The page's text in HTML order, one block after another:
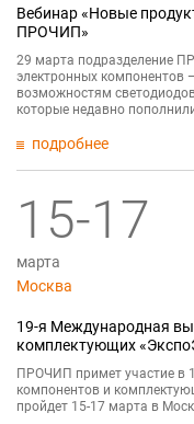
Вебинар «Новые
ПРОЧИП»
29 марта подразделение
электронных компонентов
возможностям
которые недавно
подробнее
15-17
марта
Москва
19-я Международная
комплектующих
ПРОЧИП примет участие в
компонентов и
пройдет 15-17 марта в